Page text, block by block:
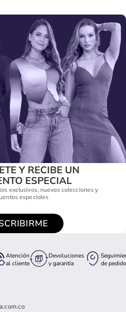
Y RECIBE UN
ESPECIAL
exclusivos, nuevas colecciones y
especiales
Atención
al cliente
Devoluciones
y garantía
de pedido